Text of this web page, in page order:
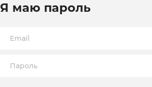
Я маю пароль